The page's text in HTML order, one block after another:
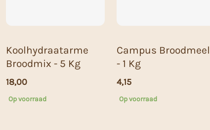
Koolhydraatarme
Broodmix - 5 Kg
18,00
Op voorraad
Campus Broodmeel
- 1 Kg
4,15
Op voorraad